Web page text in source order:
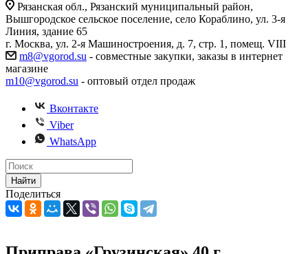
Рязанская обл., Рязанский муниципальный район,
Вышгородское сельское поселение, село Кораблино, ул. 3-я
Линия, здание 65
г. Москва, ул. 2-я Машиностроения, д. 7, стр. 1, помещ. VIII
m8@vgorod.su - совместные закупки, заказы в интернет
магазине
m10@vgorod.su - оптовый отдел продаж
Вконтакте
Viber
WhatsApp
Найти
Поделиться